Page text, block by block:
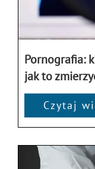
Pornografia:
jak to
Czytaj